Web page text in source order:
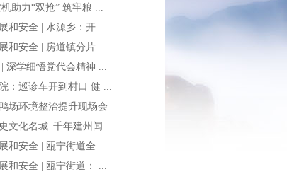
助力“双抢” 筑牢粮 ...
和安全 | 水源乡：开 ...
和安全 | 房道镇分片 ...
深学细悟党代会精神 ...
：巡诊车开到村口 健 ...
场环境整治提升现场会
文化名城 |千年建州闻 ...
和安全 | 瓯宁街道全 ...
和安全 | 瓯宁街道： ...